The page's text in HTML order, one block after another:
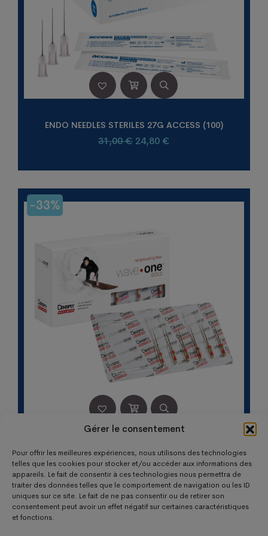
Gérer le consentement
Pour offrir les meilleures expériences, nous utilisons des technologies
telles que les cookies pour stocker et/ou accéder aux informations des
appareils. Le fait de consentir à ces technologies nous permettra de
traiter des données telles que le comportement de navigation ou les ID
uniques sur ce site. Le fait de ne pas consentir ou de retirer son
consentement peut avoir un effet négatif sur certaines caractéristiques
et fonctions.
ENDO NEEDLES STERILES 27G ACCESS (100)
31,00€ Le
initial
24,80 €
actuel
-33%
WAVEONE GOLD STERILES INSTRUMENTS LONG.
25MM PRIMARY (6)
146,60€Le
prix
initial
99,45€Le
prix
actuel